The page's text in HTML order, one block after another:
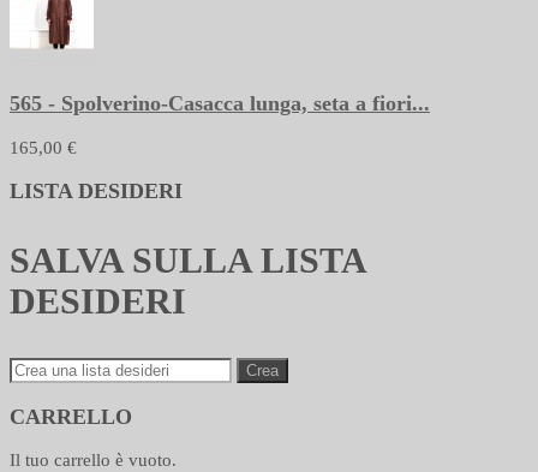
565 - Spolverino-Casacca lunga, seta a fiori...
165,00 €
LISTA DESIDERI
SALVA SULLA LISTA
DESIDERI
Crea
CARRELLO
Il tuo carrello è vuoto.